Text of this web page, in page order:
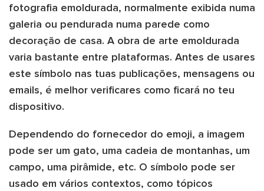
fotografia emoldurada, normalmente exibida numa
galeria ou pendurada numa parede como
decoração de casa. A obra de arte emoldurada
varia bastante entre plataformas. Antes de usares
este símbolo nas tuas publicações, mensagens ou
emails, é melhor verificares como ficará no teu
dispositivo.
Dependendo do fornecedor do emoji, a imagem
pode ser um gato, uma cadeia de montanhas, um
campo, uma pirâmide, etc. O símbolo pode ser
usado em vários contextos, como tópicos